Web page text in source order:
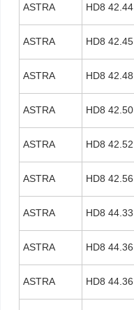
ASTRA HD8 42.44
ASTRA HD8 42.45
ASTRA HD8 42.48
ASTRA HD8 42.50
ASTRA HD8 42.52
ASTRA HD8 42.56
ASTRA HD8 44.33
ASTRA HD8 44.36
ASTRA HD8 44.36